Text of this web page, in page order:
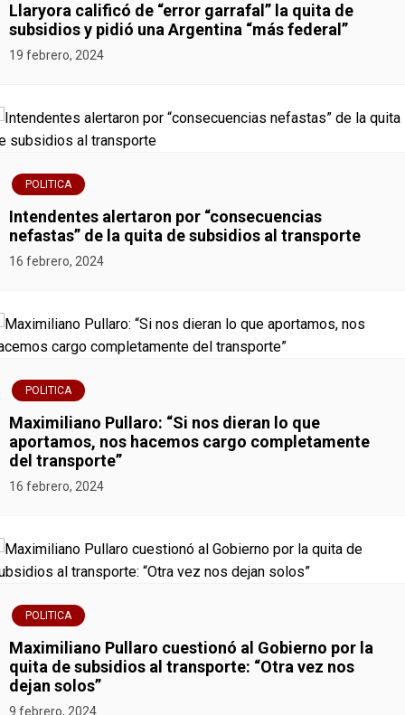
Llaryora calificó de “error garrafal” la quita de
subsidios y pidió una Argentina “más federal”
19 febrero, 2024
POLITICA
Intendentes alertaron por “consecuencias
nefastas” de la quita de subsidios al transporte
16 febrero, 2024
POLITICA
Maximiliano Pullaro: “Si nos dieran lo que
aportamos, nos hacemos cargo completamente
del transporte”
16 febrero, 2024
POLITICA
Maximiliano Pullaro cuestionó al Gobierno por la
quita de subsidios al transporte: “Otra vez nos
dejan solos”
9 febrero, 2024